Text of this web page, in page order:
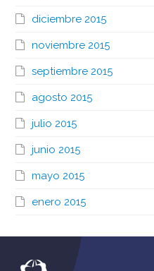
diciembre 2015
noviembre 2015
septiembre 2015
agosto 2015
julio 2015
junio 2015
mayo 2015
enero 2015